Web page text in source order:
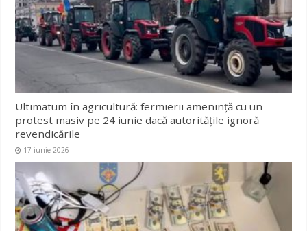
Ultimatum în agricultură: fermierii amenință cu un
protest masiv pe 24 iunie dacă autoritățile ignoră
revendicările
17 iunie 2026